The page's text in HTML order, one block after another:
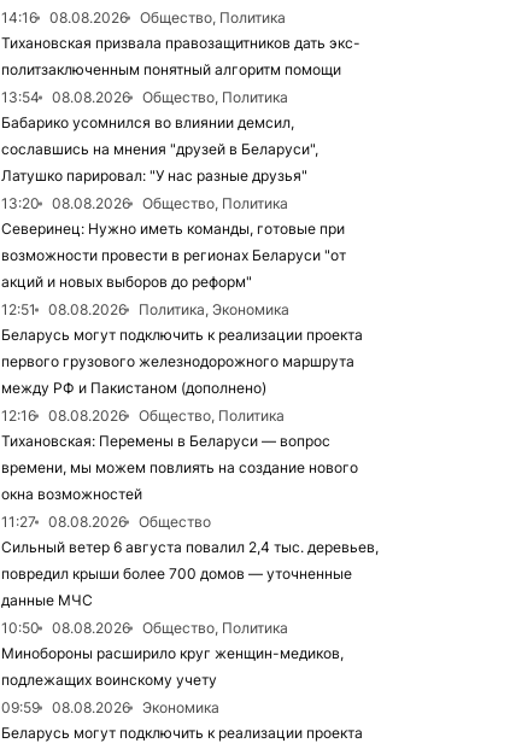
14:16
08.08.2026
Общество, Политика
Тихановская призвала правозащитников дать экс-
политзаключенным понятный алгоритм помощи
13:54
08.08.2026
Общество, Политика
Бабарико усомнился во влиянии демсил,
сославшись на мнения "друзей в Беларуси",
Латушко парировал: "У нас разные друзья"
13:20
08.08.2026
Общество, Политика
Северинец: Нужно иметь команды, готовые при
возможности провести в регионах Беларуси "от
акций и новых выборов до реформ"
12:51
08.08.2026
Политика, Экономика
Беларусь могут подключить к реализации проекта
первого грузового железнодорожного маршрута
между РФ и Пакистаном (дополнено)
12:16
08.08.2026
Общество, Политика
Тихановская: Перемены в Беларуси — вопрос
времени, мы можем повлиять на создание нового
окна возможностей
11:27
08.08.2026
Общество
Сильный ветер 6 августа повалил 2,4 тыс. деревьев,
повредил крыши более 700 домов — уточненные
данные МЧС
10:50
08.08.2026
Общество, Политика
Минобороны расширило круг женщин-медиков,
подлежащих воинскому учету
09:59
08.08.2026
Экономика
Беларусь могут подключить к реализации проекта